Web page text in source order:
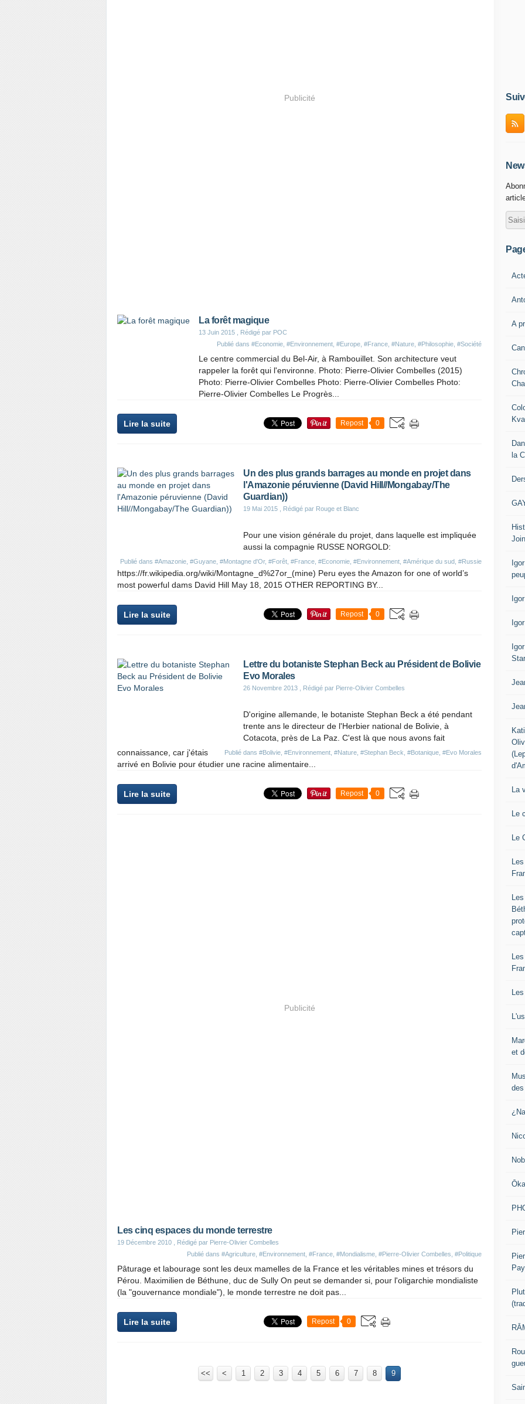
Publicité
La forêt magique
13 Juin 2015 , Rédigé par POC
Publié dans #Economie #Environnement #Europe #France #Nature #Philosophie #Société
Le centre commercial du Bel-Air, à Rambouillet. Son architecture veut
rappeler la forêt qui l'environne. Photo: Pierre-Olivier Combelles (2015)
Photo: Pierre-Olivier Combelles Photo: Pierre-Olivier Combelles Photo:
Pierre-Olivier Combelles Le Progrès...
Lire la suite Repost 0
Un des plus grands barrages au monde en projet dans
l'Amazonie péruvienne (David Hill//Mongabay/The
Guardian))
19 Mai 2015 , Rédigé par Rouge et Blanc
Publié dans #Amazonie #Guyane #Montagne d'Or, #Forêt #France #Economie #Environnement #Amérique du sud #Russie
Pour une vision générale du projet, dans laquelle est impliquée
aussi la compagnie RUSSE NORGOLD:
https://fr.wikipedia.org/wiki/Montagne_d%27or_(mine) Peru eyes the Amazon for one of world’s
most powerful dams David Hill May 18, 2015 OTHER REPORTING BY...
Lire la suite Repost 0
Lettre du botaniste Stephan Beck au Président de Bolivie
Evo Morales
26 Novembre 2013 , Rédigé par Pierre-Olivier Combelles
Publié dans #Bolivie #Environnement #Nature #Stephan Beck #Botanique #Evo Morales
D'origine allemande, le botaniste Stephan Beck a été pendant
trente ans le directeur de l'Herbier national de Bolivie, à
Cotacota, près de La Paz. C'est là que nous avons fait
connaissance, car j'étais
arrivé en Bolivie pour étudier une racine alimentaire...
Lire la suite Repost 0
Publicité
Les cinq espaces du monde terrestre
19 Décembre 2010 , Rédigé par Pierre-Olivier Combelles
Publié dans #Agriculture #Environnement #France #Mondialisme #Pierre-Olivier Combelles #Politique
Pâturage et labourage sont les deux mamelles de la France et les véritables mines et trésors du
Pérou. Maximilien de Béthune, duc de Sully On peut se demander si, pour l'oligarchie mondialiste
(la "gouvernance mondiale"), le monde terrestre ne doit pas...
Lire la suite Repost 0
<< < 1 2 3 4 5 6 7 8 9
A
la
La
Le
Le
et
des